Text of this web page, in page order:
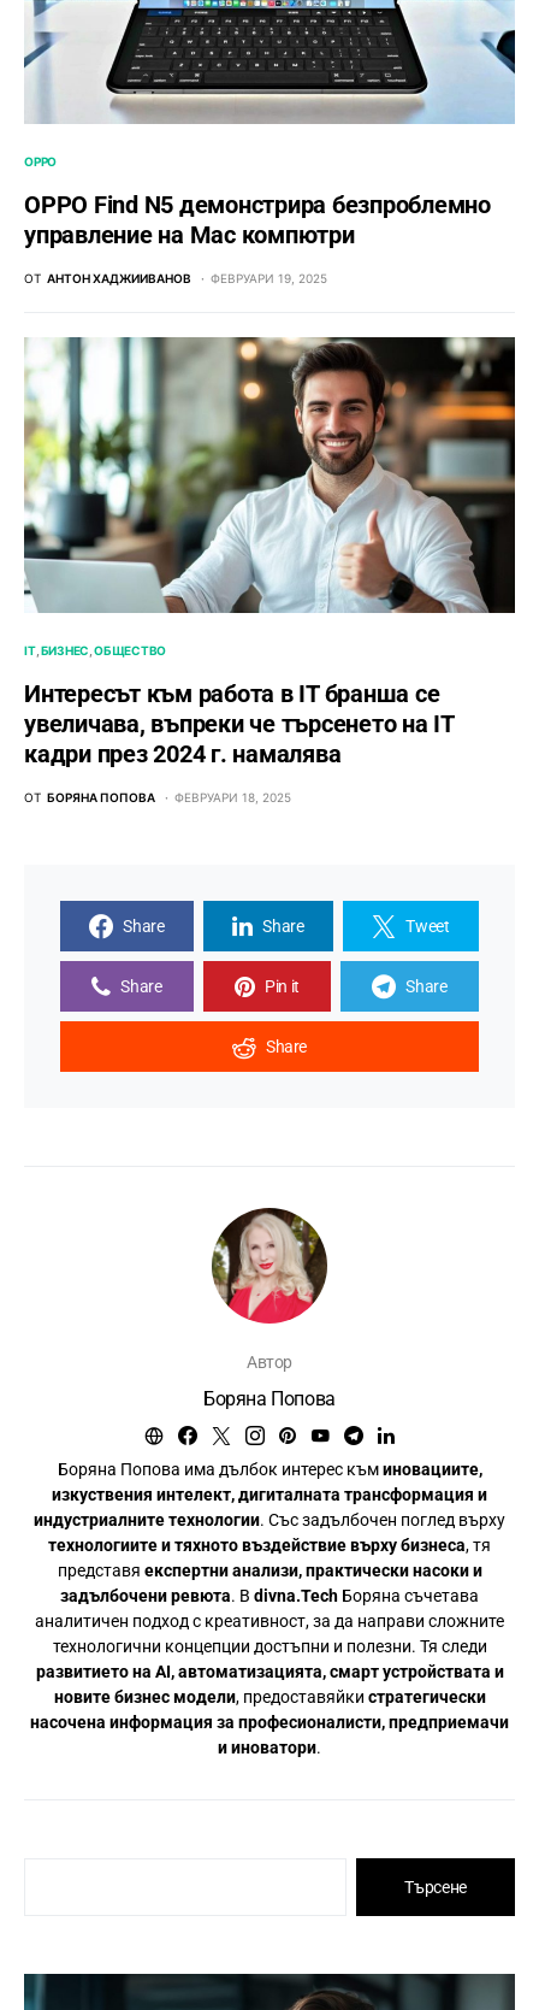
OPPO
OPPO Find N5 демонстрира безпроблемно
управление на Mac компютри
ОТ АНТОН ХАДЖИИВАНОВ ФЕВРУАРИ 19, 2025
IT БИЗНЕС ОБЩЕСТВО
Интересът към работа в IT бранша се
увеличава, въпреки че търсенето на IT
кадри през 2024 г. намалява
ОТ БОРЯНА ПОПОВА ФЕВРУАРИ 18, 2025
Share Share Tweet
Share Pin it Share
Share
Автор
Боряна Попова
Боряна Попова има дълбок интерес къминовациите,
изкуствения интелект, дигиталната трансформация и
индустриалните технологии. Със задълбочен поглед върху
технологиите и тяхното въздействие върху бизнеса, тя
представя експертни анализи, практически насоки и
задълбочени ревюта. В divna.Tech Боряна съчетава
аналитичен подход с креативност, за да направи сложните
технологични концепции достъпни и полезни. Тя следи
развитието на AI, автоматизацията, смарт устройствата и
новите бизнес модели, предоставяйки стратегически
насочена информация за професионалисти, предприемачи
и иноватори.
Търсене